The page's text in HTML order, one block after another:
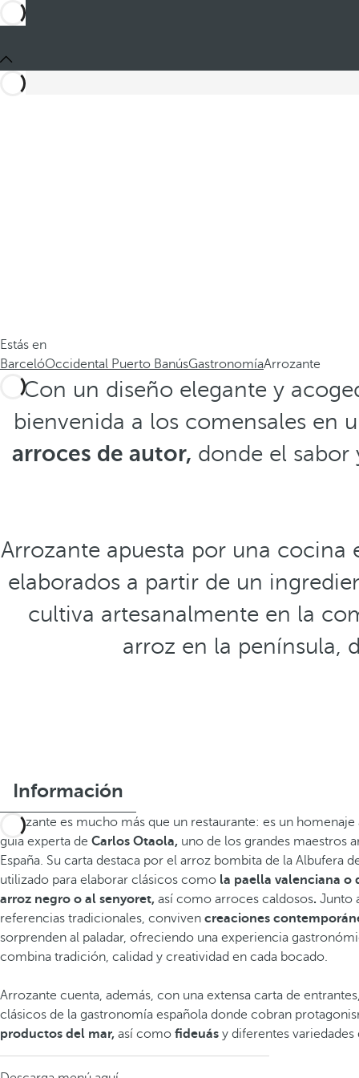
Estás en
BarcelóOccidental Puerto BanúsGastronomíaArrozante
Con un diseño elegante y
bienvenida a los comensales en
arroces de autor, donde el sabor
Arrozante apuesta por una
elaborados a partir de un
cultiva artesanalmente en la
arroz en la península,
Información
Arrozante es mucho más que un restaurante: es un
guía experta de Carlos Otaola, uno de los grandes maestros
España. Su carta destaca por el arroz bombita de la Albufera
utilizado para elaborar clásicos como la paella valenciana o
arroz negro o al senyoret, así como arroces caldosos. Junto
referencias tradicionales, conviven creaciones
sorprenden al paladar, ofreciendo una experiencia
combina tradición, calidad y creatividad en cada bocado.
Arrozante cuenta, además, con una extensa carta de
clásicos de la gastronomía española donde cobran
productos del mar, así como fideuás y diferentes variedades